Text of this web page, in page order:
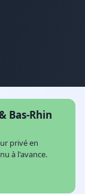
Bas-Rhin
privé en
à l'avance.